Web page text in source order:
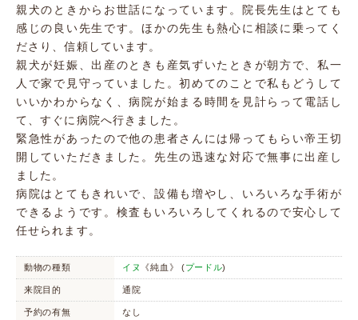
親犬のときからお世話になっています。院長先生はとても
感じの良い先生です。ほかの先生も熱心に相談に乗ってく
ださり、信頼しています。
親犬が妊娠、出産のときも産気ずいたときが朝方で、私一
人で家で見守っていました。初めてのことで私もどうして
いいかわからなく、病院が始まる時間を見計らって電話し
て、すぐに病院へ行きました。
緊急性があったので他の患者さんには帰ってもらい帝王切
開していただきました。先生の迅速な対応で無事に出産し
ました。
病院はとてもきれいで、設備も増やし、いろいろな手術が
できるようです。検査もいろいろしてくれるので安心して
任せられます。
動物の種類 イヌ 《純血》 (プードル)
来院目的 通院
予約の有無 なし